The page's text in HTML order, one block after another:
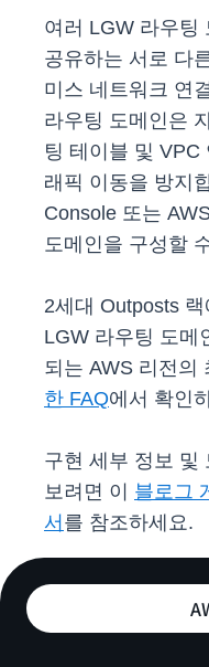
여러 LGW 라우팅
공유하는 서로 다
미스 네트워크 연
라우팅 도메인은
팅 테이블 및 VPC
래픽 이동을 방지
Console 또는
도메인을 구성할
2세대 Outposts
LGW 라우팅 도메
되는 AWS 리전의
한 FAQ에서 확인
구현 세부 정보 및
보려면 이 블로그
서 를 참조하세요.